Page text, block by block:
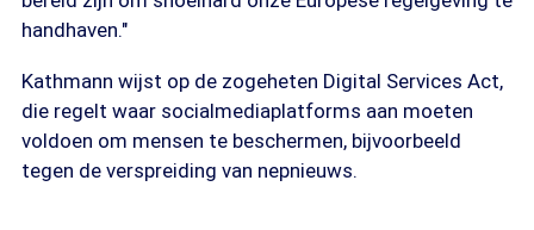
handhaven."
Kathmann wijst op de zogeheten Digital Services Act,
die regelt waar socialmediaplatforms aan moeten
voldoen om mensen te beschermen, bijvoorbeeld
tegen de verspreiding van nepnieuws.